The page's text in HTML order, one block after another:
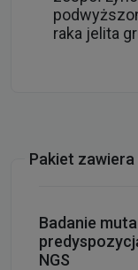
raka jelita
Pakiet
Badanie
NGS